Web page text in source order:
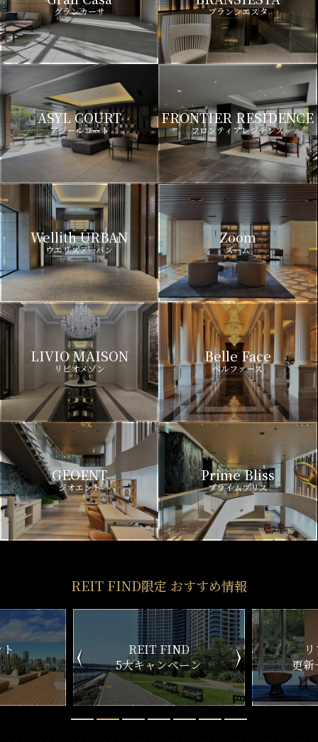
グランカーサ ブランシエスタ
ASYL COURT
アジールコート
FRONTIER RESIDENCE
フロンティアレジデンス
Wellith URBAN
ウエリスアーバン
Zoom
ズーム
LIVIO MAISON
リビオメゾン
Belle Face
ベルファース
GEOENT
ジオエント
Prime Bliss
プライムブリス
REIT FIND限定 おすすめ情報
ン
リアルタイム
更新一覧チェック
新